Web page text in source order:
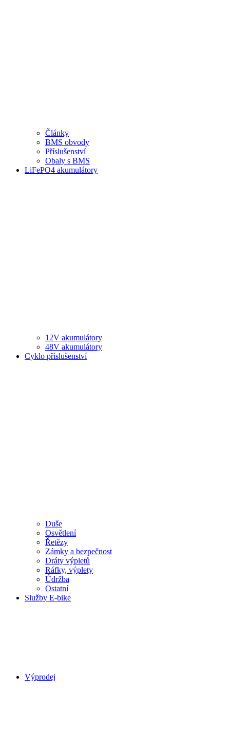
Články
BMS obvody
Příslušenství
Obaly s BMS
LiFePO4 akumulátory
12V akumulátory
48V akumulátory
Cyklo příslušenství
Duše
Osvětlení
Řetězy
Zámky a bezpečnost
Dráty výpletů
Ráfky, výplety
Údržba
Ostatní
Služby E-bike
Výprodej